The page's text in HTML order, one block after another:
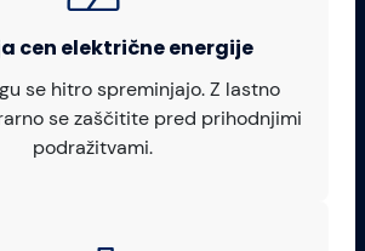
cen električne energije
se hitro spreminjajo. Z lastno
se zaščitite pred prihodnjimi
podražitvami.